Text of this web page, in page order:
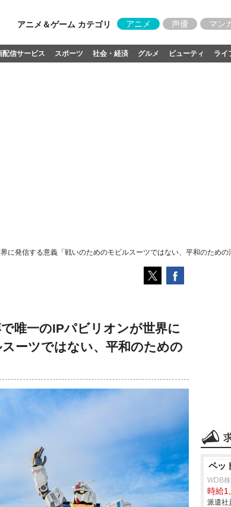
アニメ＆ゲーム カテゴリ アニメ 声優 マン
配信サービス スポーツ 社会・経済 グルメ ビューティ ライ
に発信する意義「戦いのためのモビルスーツではない、平和のための
唯一のIPパビリオンが世界に
ーツではない、平和のための
ペッ
WDB
時給
派遣社